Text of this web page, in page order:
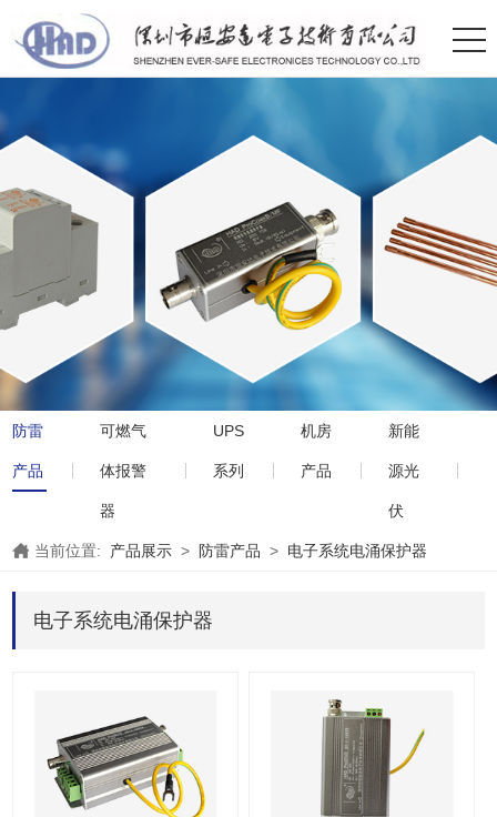
防雷
产品
可燃气
体报警
器
UPS
系列
机房
产品
新能
源光
伏
当前位置: 产品展示 > 防雷产品 > 电子系统电涌保护器
电子系统电涌保护器